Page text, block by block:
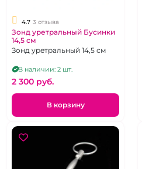
4.7 3 отзыва
Зонд уретральный Бусинки
14,5 см
Зонд уретральный 14,5 см
В наличии: 2 шт.
2 300 pуб.
В корзину